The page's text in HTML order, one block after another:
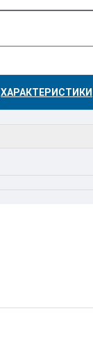
ХАРАКТЕРИСТИКИ